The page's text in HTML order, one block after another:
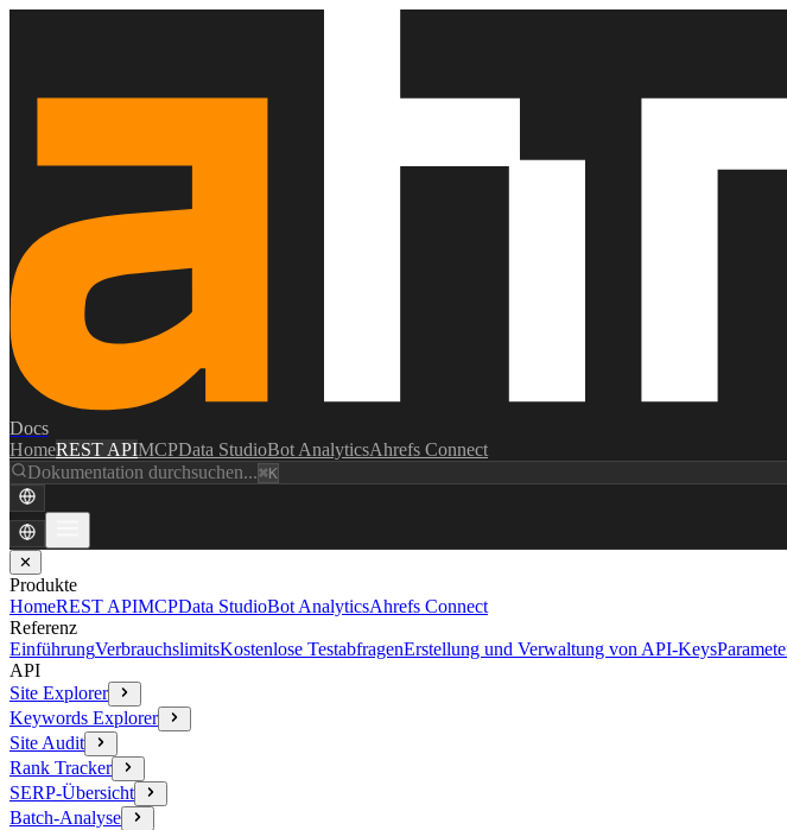
Docs
HomeREST APIMCPData StudioBot AnalyticsAhrefs Connect
Dokumentation durchsuchen...⌘K
✕
Produkte
HomeREST APIMCPData StudioBot AnalyticsAhrefs Connect
Referenz
EinführungVerbrauchslimitsKostenlose TestabfragenErstellung und Verwaltung von API-Keys
API
Site Explorer
Keywords Explorer
Site Audit
Rank Tracker
SERP-Übersicht
Batch-Analyse